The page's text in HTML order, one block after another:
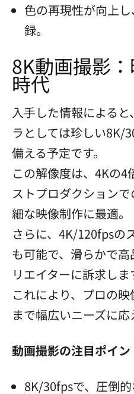
色の再現性が向上
録。
8K動画撮影
時代
入手した情報によると
ラとしては珍しい8K/
備える予定です。
この解像度は、4Kの4
ストプロダクション
細な映像制作に最適。
さらに、4K/120fpsの
も可能で、滑らかで
リエイターに訴求しま
これにより、プロの
まで幅広いニーズに応
動画撮影の注目ポイン
8K/30fpsで、圧倒